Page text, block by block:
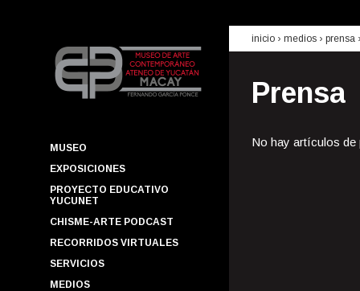
MUSEO
EXPOSICIONES
PROYECTO EDUCATIVO
YUCUNET
CHISME-ARTE PODCAST
RECORRIDOS VIRTUALES
SERVICIOS
MEDIOS
inicio › medios › prensa
Prensa
No hay artículos de